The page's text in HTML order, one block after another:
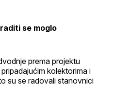
se moglo
prema projektu
pripadajućim kolektorima i
su se radovali stanovnici